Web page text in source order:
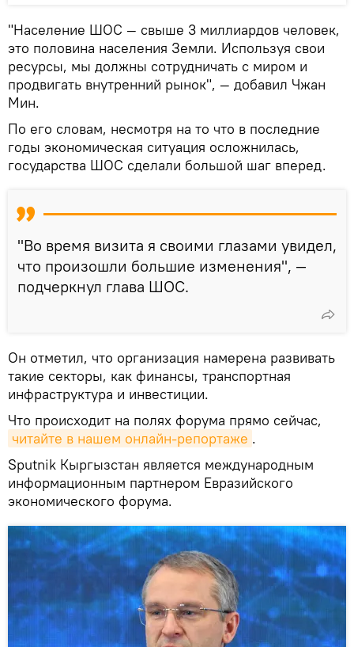
"Население ШОС — свыше 3 миллиардов человек,
это половина населения Земли. Используя свои
ресурсы, мы должны сотрудничать с миром и
продвигать внутренний рынок", — добавил Чжан
Мин.
По его словам, несмотря на то что в последние
годы экономическая ситуация осложнилась,
государства ШОС сделали большой шаг вперед.
"Во время визита я своими глазами увидел,
что произошли большие изменения", —
подчеркнул глава ШОС.
Он отметил, что организация намерена развивать
такие секторы, как финансы, транспортная
инфраструктура и инвестиции.
Что происходит на полях форума прямо сейчас,
читайте в нашем онлайн-репортаже .
Sputnik Кыргызстан является международным
информационным партнером Евразийского
экономического форума.